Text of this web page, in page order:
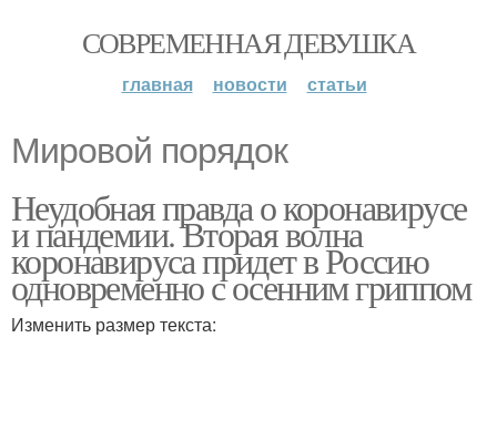
СОВРЕМЕННАЯ ДЕВУШКА
главная новости статьи
Мировой порядок
Неудобная правда о коронавирусе
и пандемии. Вторая волна
коронавируса придет в Россию
одновременно с осенним гриппом
Изменить размер текста: